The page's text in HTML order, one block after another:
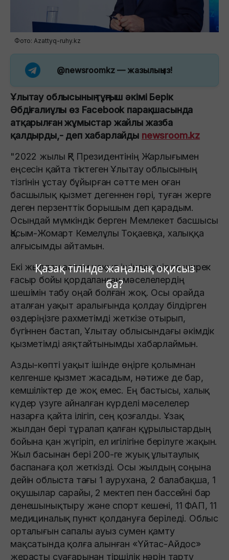
Қазақ тілінде жаңалық оқисыз
ба?
Фото: Azattyq-ruhy.kz
@newsroomkz — жазылыңыз!
Ұлытау облысының тұңғыш әкімі Берік
Әбдіғалиұлы өз Facebook парақшасында
атқарылған жұмыстар жайлы жазба
қалдырды,- деп хабарлайды newsroom.kz
"2022 жылы ҚР Президентінің Жарлығымен
еңсесін қайта тіктеген Ұлытау облысының
тізгінін ұстау бұйырған сәтте мен оған
басшылық қызмет дегеннен гөрі, туған жерге
деген перзенттік борышым деп қарадым.
Осындай мүмкіндік берген Мемлекет басшысы
Қасым-Жомарт Кемелұлы Тоқаевқа, халыққа
алғысымды айтамын.
Екі жылдан астам уақыт ішінде өңірде ширек
ғасыр бойы қордаланған мәселелердің
шешімін табу оңай болған жоқ. Осы орайда
аталған уақыт аралығында қолдау білдірген
өздеріңізге рахметімді жеткізе отырып,
бүгіннен бастап, Ұлытау облысындағы әкімдік
қызметімді аяқтайтынымды хабарлаймын.
Азды-көпті уақыт ішінде өңірге қолымнан
келгенше қызмет жасадым, нәтиже де бар,
кемшіліктер де жоқ емес. Ең бастысы, халық
күдер үзуге айналған күрделі мәселелер
назарға қайта ілігіп, сең қозғалды. Ұзақ
жылдан бері тұралап қалған құрылыстардың
бойына қан жүгіріп, ел игілігіне берілуге жақын.
Жыл басынан бері 200-ге жуық ұлытаулық
баспанаға қол жеткізді. Осы жылдың соңына
дейін облыста тағы 1 аурухана, 2 балабақша, 1
оқушылар сарайы, 2 мектеп пен бассейні бар
денешынықтыру және спорт кешені, 11 ФАП, 11
медициналық пункт қолдануға беріледі. Облыс
орталығын сапалы ауыз сумен қамту
мақсатында қолға алынған «Үйтас-Айдос»
жерасты суағарынан тіршілік нәрін тарту